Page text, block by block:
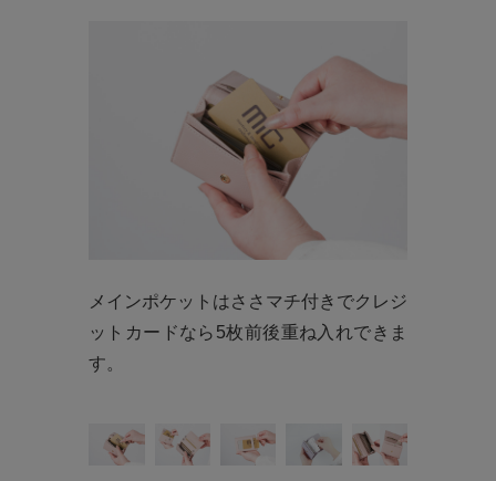
メインポケットはささマチ付きでクレジ
ットカードなら5枚前後重ね入れできま
す。